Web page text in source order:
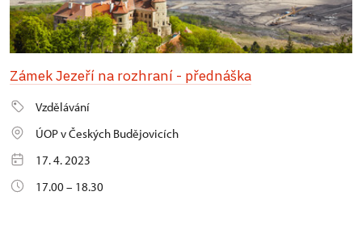
Zámek Jezeří na rozhraní - přednáška
Vzdělávání
ÚOP v Českých Budějovicích
17. 4. 2023
17.00 – 18.30